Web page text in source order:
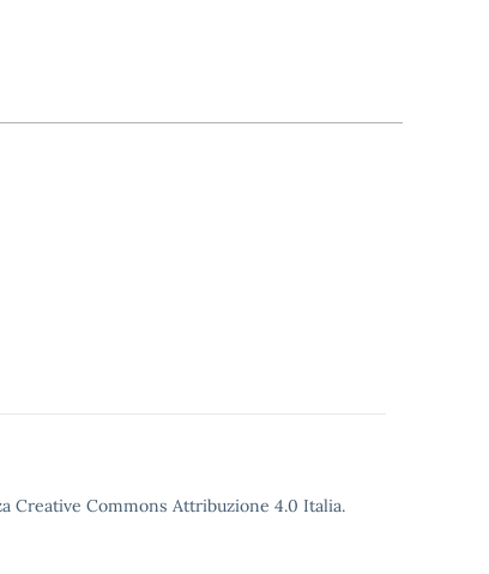
Creative Commons Attribuzione 4.0 Italia.